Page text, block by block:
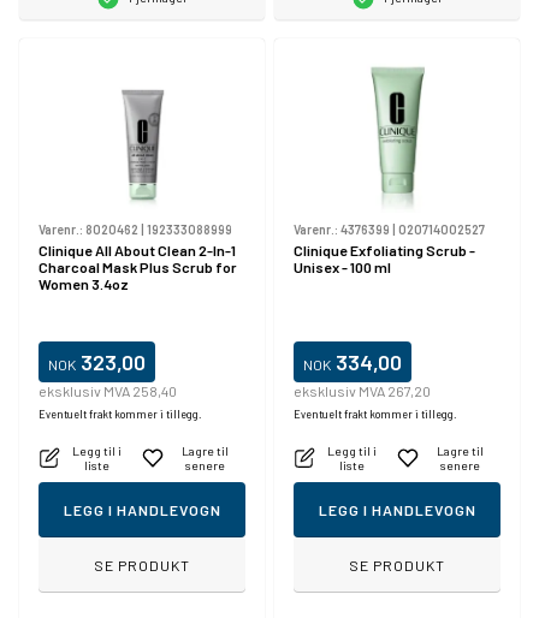
Varenr.: 8020462 | 192333088999
Clinique All About Clean 2-In-1
Charcoal Mask Plus Scrub for
Women 3.4oz
NOK 323,00
eksklusiv MVA 258,40
Eventuelt frakt kommer i tillegg.
Legg til i
liste
Lagre til
senere
LEGG I HANDLEVOGN
SE PRODUKT
Varenr.: 4376399 | 020714002527
Clinique Exfoliating Scrub -
Unisex - 100 ml
NOK 334,00
eksklusiv MVA 267,20
Eventuelt frakt kommer i tillegg.
Legg til i
liste
Lagre til
senere
LEGG I HANDLEVOGN
SE PRODUKT